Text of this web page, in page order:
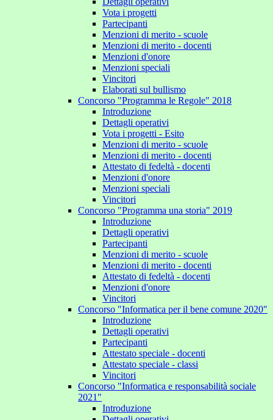
Vota i progetti
Partecipanti
Menzioni di merito - scuole
Menzioni di merito - docenti
Menzioni d'onore
Menzioni speciali
Vincitori
Elaborati sul bullismo
Concorso "Programma le Regole" 2018
Introduzione
Dettagli operativi
Vota i progetti - Esito
Menzioni di merito - scuole
Menzioni di merito - docenti
Attestato di fedeltà - docenti
Menzioni d'onore
Menzioni speciali
Vincitori
Concorso "Programma una storia" 2019
Introduzione
Dettagli operativi
Partecipanti
Menzioni di merito - scuole
Menzioni di merito - docenti
Attestato di fedeltà - docenti
Menzioni d'onore
Vincitori
Concorso "Informatica per il bene comune 2020"
Introduzione
Dettagli operativi
Partecipanti
Attestato speciale - docenti
Attestato speciale - classi
Vincitori
Concorso "Informatica e responsabilità sociale
2021"
Introduzione